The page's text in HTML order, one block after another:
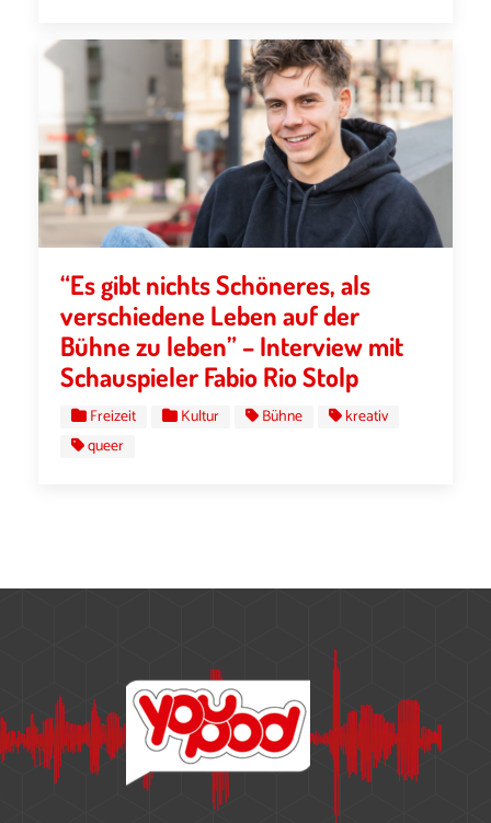
“Es gibt nichts Schöneres, als
verschiedene Leben auf der
Bühne zu leben” – Interview mit
Schauspieler Fabio Rio Stolp
Freizeit Kultur Bühne
kreativ
queer